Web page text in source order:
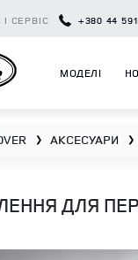
СЕРВІС +380 44
МОДЕЛІ
❯ АКСЕСУАРИ ❯
ДЛЯ